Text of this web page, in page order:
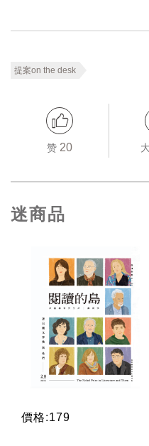
提案on the desk
赞 20
迷商品
價格:179